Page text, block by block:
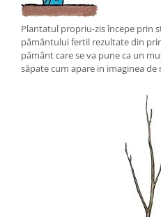
Plantatul propriu-zis începe prin
pământului fertil rezultate din
pământ care se va pune ca un
săpate cum apare in imaginea de